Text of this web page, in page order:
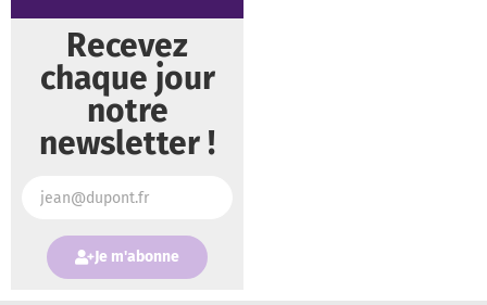
Recevez
chaque jour
notre
newsletter !
Je m'abonne